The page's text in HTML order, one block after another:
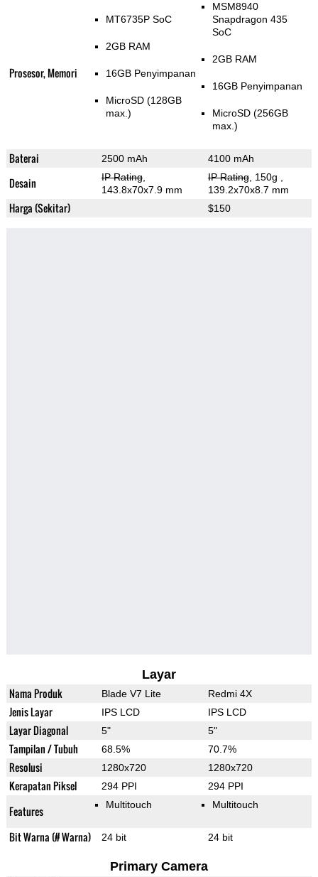
Prosesor, Memori
MT6735P SoC
2GB RAM
16GB Penyimpanan
MicroSD (128GB
max.)
MSM8940
Snapdragon 435
SoC
2GB RAM
16GB Penyimpanan
MicroSD (256GB
max.)
Baterai 2500 mAh 4100 mAh
Desain IP Rating,
143.8x70x7.9 mm
IP Rating, 150g
139.2x70x8.7 mm
Harga (Sekitar) $150
Layar
Nama Produk Blade V7 Lite Redmi 4X
Jenis Layar IPS LCD IPS LCD
Layar Diagonal 5" 5"
Tampilan / Tubuh 68.5% 70.7%
Resolusi 1280x720 1280x720
Kerapatan Piksel 294 PPI 294 PPI
Features Multitouch Multitouch
Bit Warna (# Warna) 24 bit 24 bit
Primary Camera